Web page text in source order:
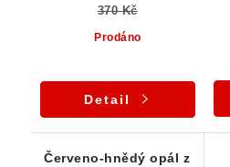
Prodáno
370 Kč
Detail
Červeno-hnědý opál z